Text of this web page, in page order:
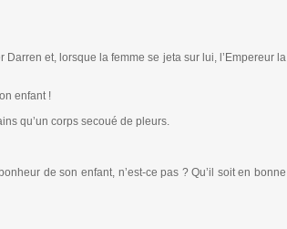
et, lorsque la femme se jeta sur lui, l’Empereur la
enfant !
qu’un corps secoué de pleurs.
de son enfant, n’est-ce pas ? Qu’il soit en bonne